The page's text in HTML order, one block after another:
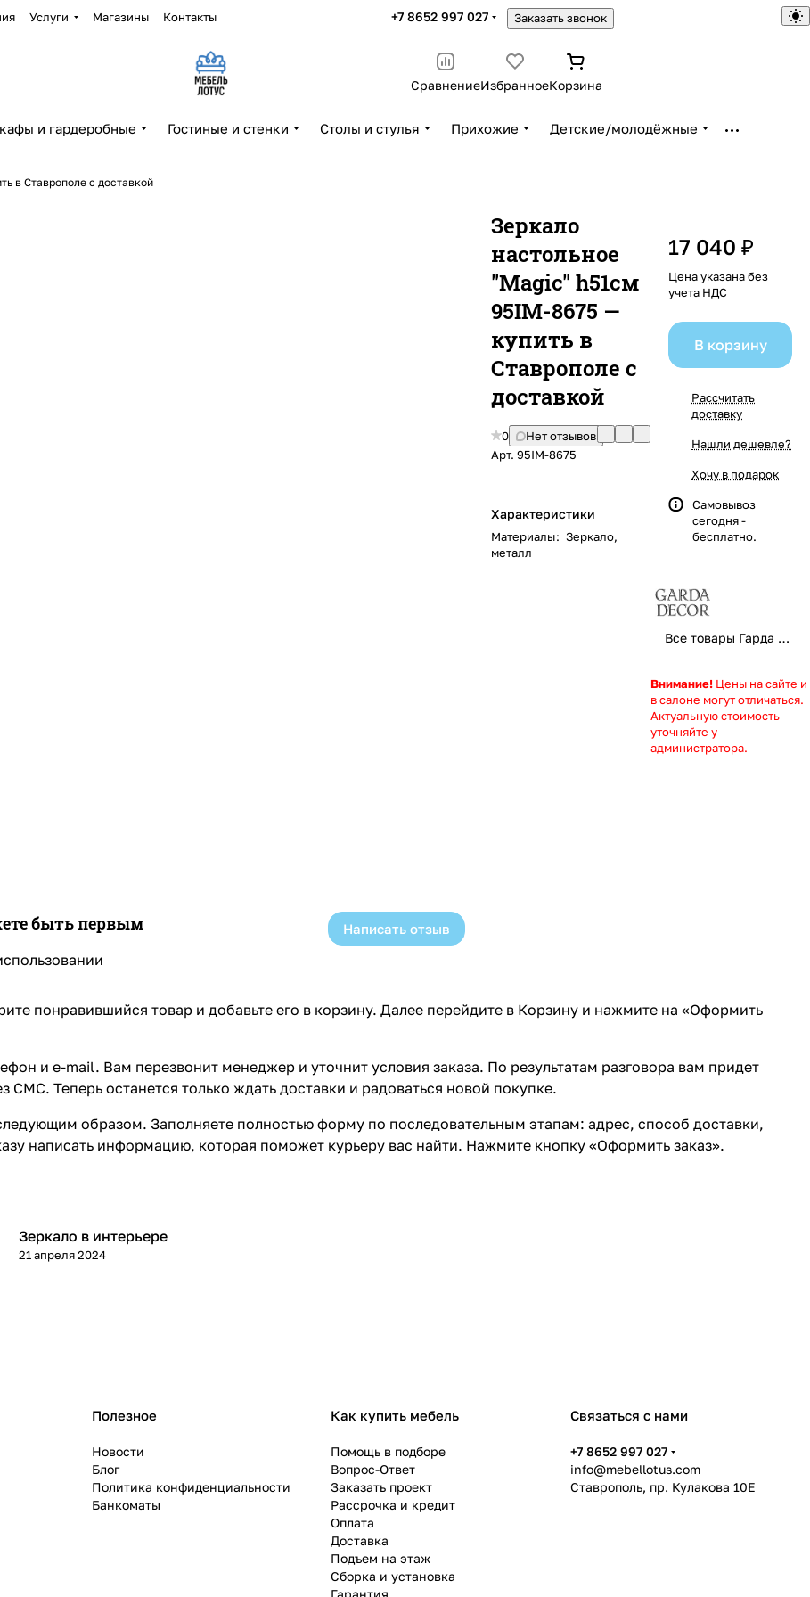
Услуги Магазины Контакты +7 8652 997 027 Заказать звонок
СравнениеИзбранноеКорзина
и гардеробные Гостиные и стенки Столы и стулья Прихожие Детские/молодёжные
в Ставрополе с доставкой
Зеркало
настольное
"Magic" h51см
95IM-8675 —
купить в
Ставрополе с
доставкой
0
Нет отзывов
Арт. 95IM-8675
Характеристики
Материалы: Зеркало,
металл
17 040 ₽
Цена указана без
учета НДС
В корзину
Рассчитать
доставку
Нашли дешевле?
Хочу в подарок
Самовывоз
сегодня -
бесплатно.
Все товары Гарда Декор
Внимание! Цены на сайте и
в салоне могут отличаться.
Актуальную стоимость
уточняйте у
администратора.
быть первым Написать отзыв
понравившийся товар и добавьте его в корзину. Далее перейдите в Корзину и нажмите на «Оформить
и e-mail. Вам перезвонит менеджер и уточнит условия заказа. По результатам разговора вам придет
Теперь останется только ждать доставки и радоваться новой покупке.
образом. Заполняете полностью форму по последовательным этапам: адрес, способ доставки,
написать информацию, которая поможет курьеру вас найти. Нажмите кнопку «Оформить заказ».
Стиль интерьера
Зеркало в интерьере
21 апреля 2024
Полезное
Новости
Блог
Политика конфиденциальности
Банкоматы
Как купить мебель
Помощь в подборе
Вопрос-Ответ
Заказать проект
Рассрочка и кредит
Оплата
Доставка
Подъем на этаж
Сборка и установка
Связаться с нами
+7 8652 997 027
info@mebellotus.com
Ставрополь, пр. Кулакова 10Е